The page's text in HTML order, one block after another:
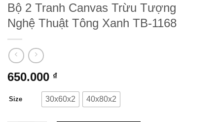
Bộ 2 Tranh Canvas Trừu Tượng
Nghệ Thuật Tông Xanh TB-1168
650.000 ₫
Size 30x60x2 40x80x2